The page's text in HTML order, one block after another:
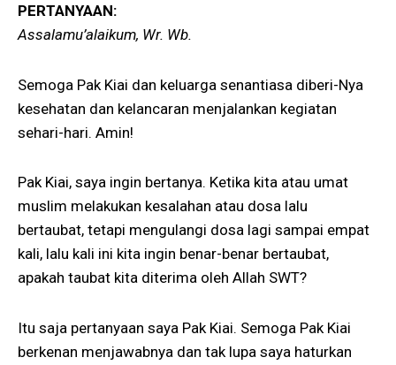
PERTANYAAN:
Assalamu’alaikum, Wr. Wb.
Semoga Pak Kiai dan keluarga senantiasa diberi-Nya
kesehatan dan kelancaran menjalankan kegiatan
sehari-hari. Amin!
Pak Kiai, saya ingin bertanya. Ketika kita atau umat
muslim melakukan kesalahan atau dosa lalu
bertaubat, tetapi mengulangi dosa lagi sampai empat
kali, lalu kali ini kita ingin benar-benar bertaubat,
apakah taubat kita diterima oleh Allah SWT?
Itu saja pertanyaan saya Pak Kiai. Semoga Pak Kiai
berkenan menjawabnya dan tak lupa saya haturkan